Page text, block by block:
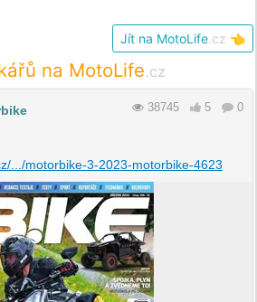
Jít na MotoLife .cz 👈
na MotoLife.cz
38745 5 0
.../motorbike-3-2023-motorbike-4623